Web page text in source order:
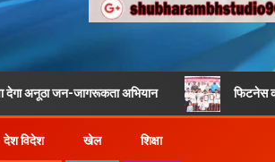
जागरूकता अभियान फिटनेस का मूल मंत्र है
देश विदेश खेल शिक्षा